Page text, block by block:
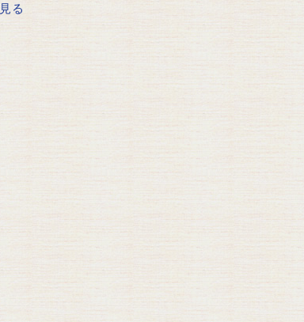
る